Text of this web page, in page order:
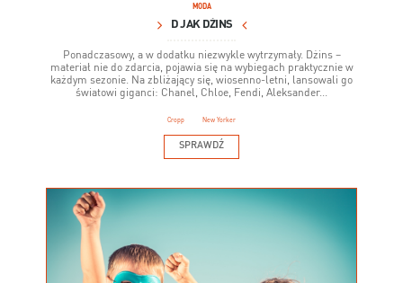
MODA
D JAK DŻINS
Ponadczasowy, a w dodatku niezwykle wytrzymały. Dżins –
materiał nie do zdarcia, pojawia się na wybiegach praktycznie w
każdym sezonie. Na zbliżający się, wiosenno-letni, lansowali go
światowi giganci: Chanel, Chloe, Fendi, Aleksander...
Cropp New Yorker
SPRAWDŹ